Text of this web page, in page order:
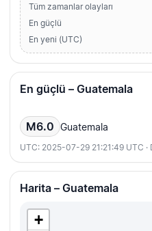
Tüm zamanlar olayları
En güçlü
En yeni (UTC)
En güçlü – Guatemala
M6.0 Guatemala
UTC: 2025-07-29 21:21:49 UTC ·
Harita – Guatemala
+